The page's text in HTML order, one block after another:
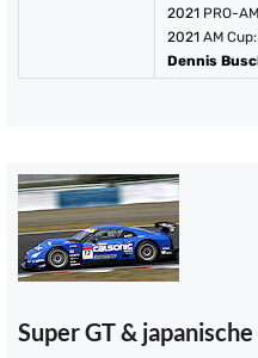
2021 PRO-
2021 AM Cup:
Dennis
Super GT & japanische